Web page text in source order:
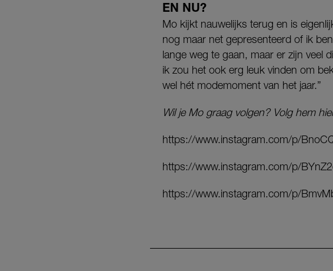
EN NU?
Mo kijkt nauwelijks terug en is
nog maar net gepresenteerd of ik
lange weg te gaan, maar er zijn veel
ik zou het ook erg leuk vinden om
wel hét modemoment van het jaar.”
Wil je Mo graag volgen? Volg hem
https://www.instagram.com/p/
https://www.instagram.com/p/
https://www.instagram.com/p/